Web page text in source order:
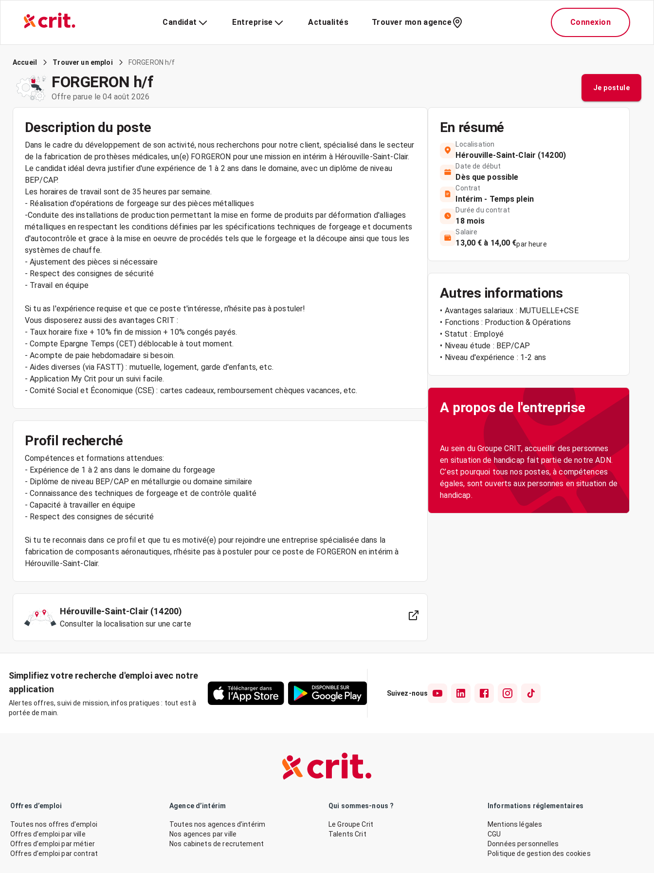
Candidat Entreprise Actualités Trouver mon agence Connexion
Accueil Trouver un emploi FORGERON h/f
FORGERON h/f
Offre parue le 04 août 2026
Je postule
Description du poste
Dans le cadre du développement de son activité, nous recherchons pour notre client, spécialisé dans le secteur
de la fabrication de prothèses médicales, un(e) FORGERON pour une mission en intérim à Hérouville-Saint-Clair.
Le candidat idéal devra justifier d'une expérience de 1 à 2 ans dans le domaine, avec un diplôme de niveau
BEP/CAP.
Les horaires de travail sont de 35 heures par semaine.
- Réalisation d'opérations de forgeage sur des pièces métalliques
-Conduite des installations de production permettant la mise en forme de produits par déformation d'alliages
métalliques en respectant les conditions définies par les spécifications techniques de forgeage et documents
d'autocontrôle et grace à la mise en oeuvre de procédés tels que le forgeage et la découpe ainsi que tous les
systèmes de chauffe.
- Ajustement des pièces si nécessaire
- Respect des consignes de sécurité
- Travail en équipe
Si tu as l'expérience requise et que ce poste t'intéresse, n'hésite pas à postuler!
Vous disposerez aussi des avantages CRIT :
- Taux horaire fixe + 10% fin de mission + 10% congés payés.
- Compte Epargne Temps (CET) déblocable à tout moment.
- Acompte de paie hebdomadaire si besoin.
- Aides diverses (via FASTT) : mutuelle, logement, garde d'enfants, etc.
- Application My Crit pour un suivi facile.
Profil recherché
Compétences et formations attendues:
- Expérience de 1 à 2 ans dans le domaine du forgeage
- Diplôme de niveau BEP/CAP en métallurgie ou domaine similaire
- Connaissance des techniques de forgeage et de contrôle qualité
- Capacité à travailler en équipe
- Respect des consignes de sécurité
Si tu te reconnais dans ce profil et que tu es motivé(e) pour rejoindre une entreprise spécialisée dans la
fabrication de composants aéronautiques, n'hésite pas à postuler pour ce poste de FORGERON en intérim à
Hérouville-Saint-Clair (14200)
Consulter la localisation sur une carte
En résumé
Localisation
Hérouville-Saint-Clair (14200)
Date de début
Dès que possible
Contrat
Intérim - Temps plein
Durée du contrat
18 mois
Salaire
13,00 € à 14,00 €par heure
Autres informations
• Avantages salariaux : MUTUELLE+CSE
• Fonctions : Production & Opérations
• Statut : Employé
• Niveau étude : BEP/CAP
• Niveau d'expérience : 1-2 ans
A propos de l'entreprise
Au sein du Groupe CRIT, accueillir des personnes
en situation de handicap fait partie de notre ADN.
C’est pourquoi tous nos postes, à compétences
égales, sont ouverts aux personnes en situation de
Simplifiez votre recherche d'emploi avec notre
application
Alertes offres, suivi de mission, infos pratiques : tout est à
portée de main.
Suivez-nous
Offres d’emploi
Toutes nos offres d’emploi
Offres d’emploi par ville
Offres d’emploi par métier
Offres d’emploi par contrat
Agence d’intérim
Toutes nos agences d’intérim
Nos agences par ville
Nos cabinets de recrutement
Qui sommes-nous ?
Le Groupe Crit
Talents Crit
Informations réglementaires
Mentions légales
CGU
Données personnelles
Politique de gestion des cookies